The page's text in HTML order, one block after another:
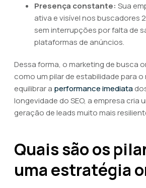
Presença constante: Sua
ativa e visível nos buscadores
sem interrupções por falta de
plataformas de anúncios.
Dessa forma, o marketing de busca
como um pilar de estabilidade para
equilibrar a performance imediata
longevidade do SEO, a empresa cria
geração de leads muito mais
Quais são os
uma estratégia